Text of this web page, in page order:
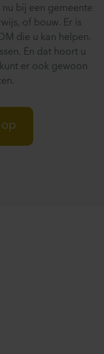
bij een gemeente
of bouw. Er is
die u kan helpen.
En dat hoort u
er ook gewoon